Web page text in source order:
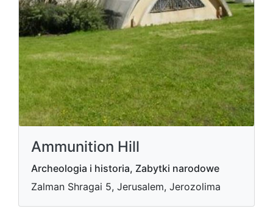
Ammunition Hill
Archeologia i historia, Zabytki narodowe
Zalman Shragai 5, Jerusalem, Jerozolima